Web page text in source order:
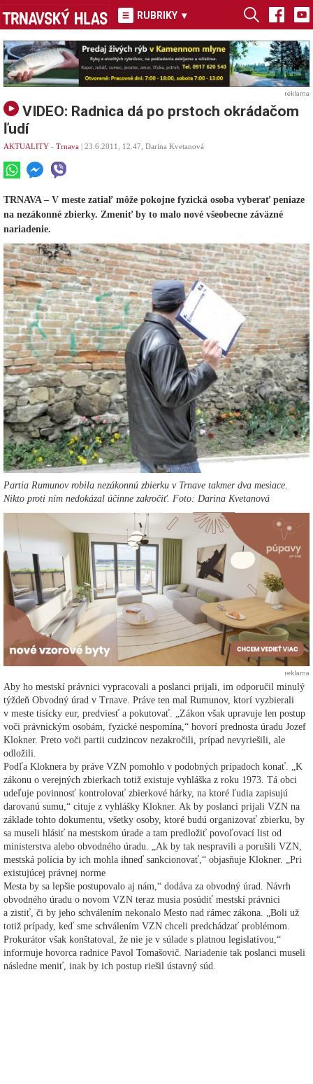
RUBRIKY ▾
reklama
VIDEO: Radnica dá po prstoch okrádačom
ľudí
AKTUALITY - Trnava | 23.6.2011, 12.47, Darina Kvetanová
TRNAVA – V meste zatiaľ môže pokojne fyzická osoba vyberať peniaze
na nezákonné zbierky. Zmeniť by to malo nové všeobecne záväzné
nariadenie.
Partia Rumunov robila nezákonnú zbierku v Trnave takmer dva mesiace.
Nikto proti ním nedokázal účinne zakročiť. Foto: Darina Kvetanová
reklama
Aby ho mestskí právnici vypracovali a poslanci prijali, im odporučil minulý
týždeň Obvodný úrad v Trnave. Práve ten mal Rumunov, ktorí vyzbierali
v meste tisícky eur, predviesť a pokutovať. „Zákon však upravuje len postup
voči právnickým osobám, fyzické nespomína,“ hovorí prednosta úradu Jozef
Klokner. Preto voči partii cudzincov nezakročili, prípad nevyriešili, ale
odložili.
Podľa Kloknera by práve VZN pomohlo v podobných prípadoch konať. „K
zákonu o verejných zbierkach totiž existuje vyhláška z roku 1973. Tá obci
udeľuje povinnosť kontrolovať zbierkové hárky, na ktoré ľudia zapisujú
darovanú sumu,“ cituje z vyhlášky Klokner. Ak by poslanci prijali VZN na
základe tohto dokumentu, všetky osoby, ktoré budú organizovať zbierku, by
sa museli hlásiť na mestskom úrade a tam predložiť povoľovací list od
ministerstva alebo obvodného úradu. „Ak by tak nespravili a porušili VZN,
mestská polícia by ich mohla ihneď sankcionovať,“ objasňuje Klokner. „Pri
existujúcej právnej norme
Mesta by sa lepšie postupovalo aj nám,“ dodáva za obvodný úrad. Návrh
obvodného úradu o novom VZN teraz musia posúdiť mestskí právnici
a zistiť, či by jeho schválením nekonalo Mesto nad rámec zákona. „Boli už
totiž prípady, keď sme schválením VZN chceli predchádzať problémom.
Prokurátor však konštatoval, že nie je v súlade s platnou legislatívou,“
informuje hovorca radnice Pavol Tomašovič. Nariadenie tak poslanci museli
následne meniť, inak by ich postup riešil ústavný súd.